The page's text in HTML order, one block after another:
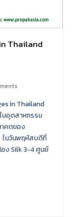
Thailand
in Thailand
นอุตสาหกรรม
าคตของ
ในวันพฤหัสบดีที่
อง Silk 3-4 ศูนย์